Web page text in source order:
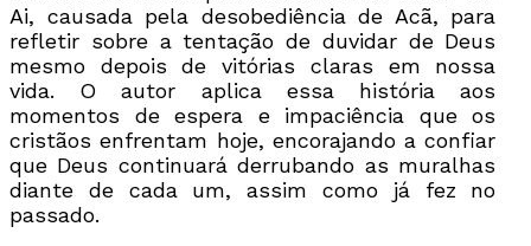
Ai, causada pela desobediência de Acã, para
refletir sobre a tentação de duvidar de Deus
mesmo depois de vitórias claras em nossa
vida. O autor aplica essa história aos
momentos de espera e impaciência que os
cristãos enfrentam hoje, encorajando a confiar
que Deus continuará derrubando as muralhas
diante de cada um, assim como já fez no
passado.